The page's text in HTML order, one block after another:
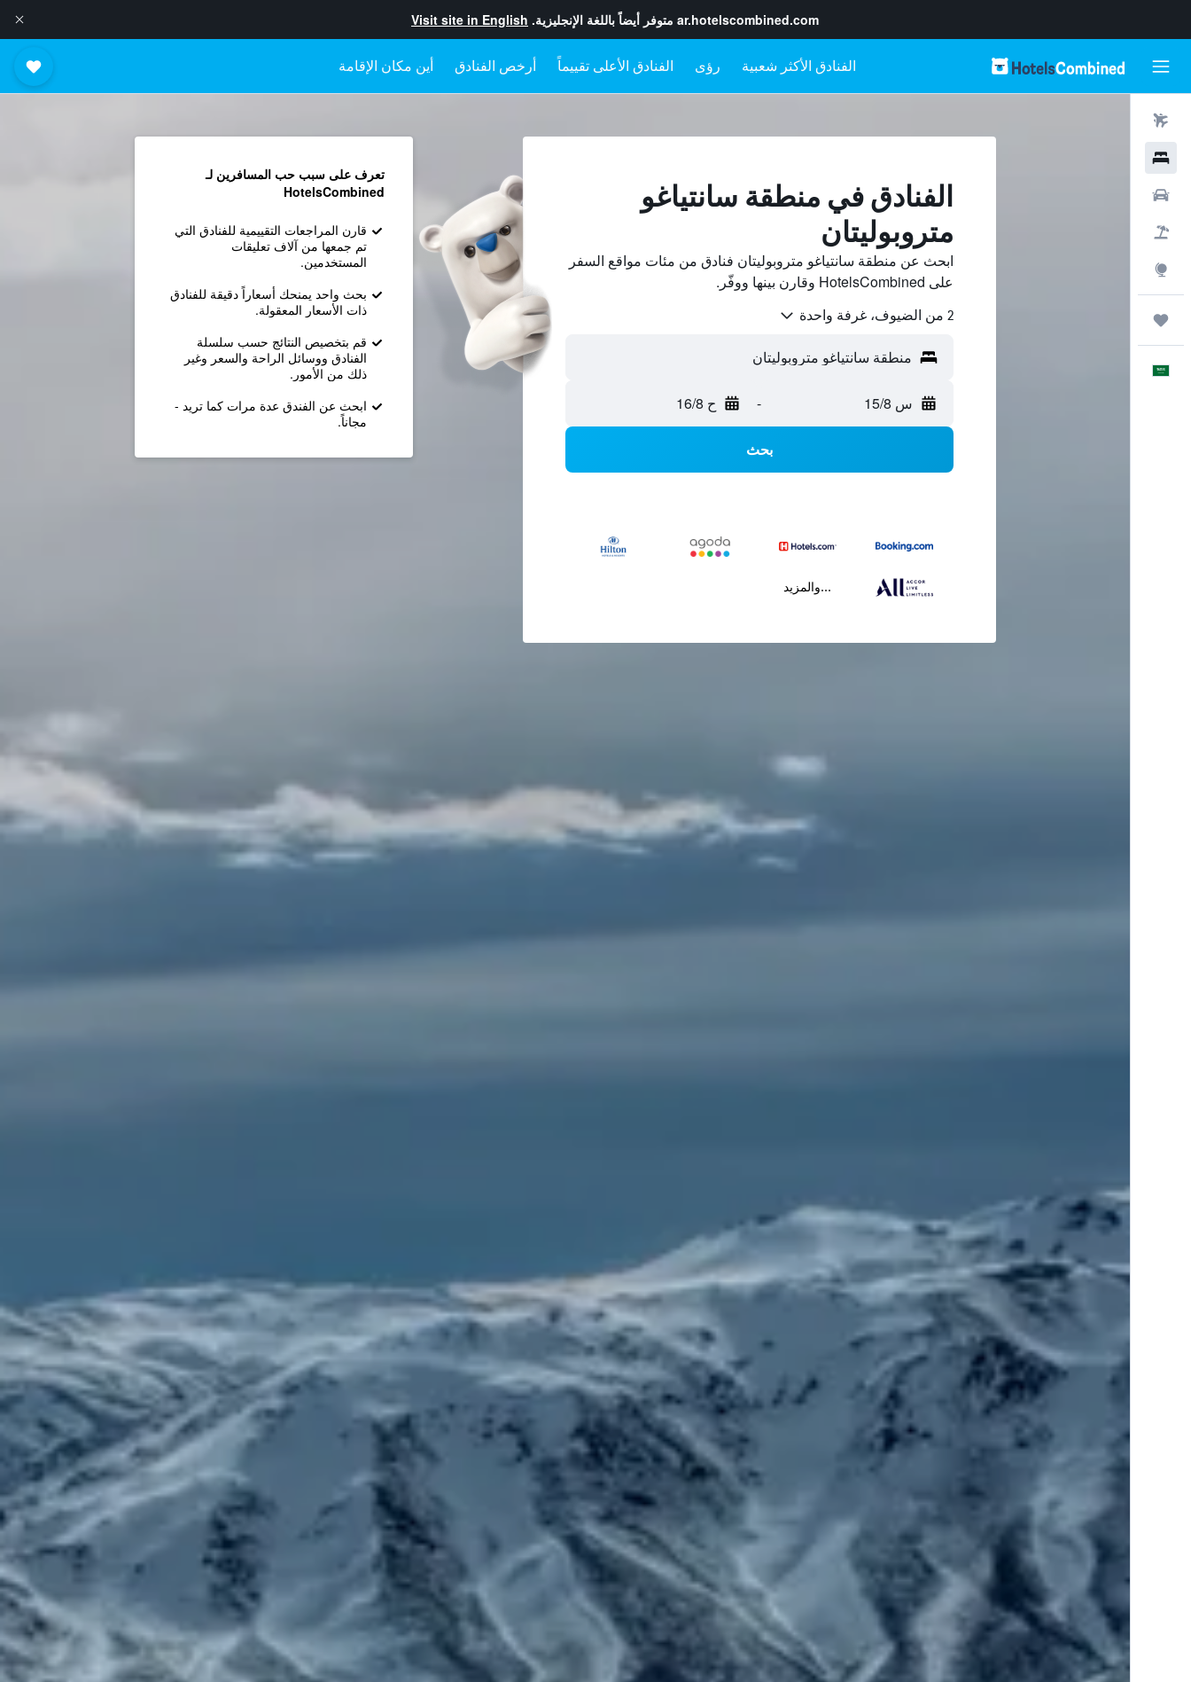
ar.hotelscombined.com متوفر أيضاً باللغة الإنجليزية. Visit site in English
رؤى الفنادق الأعلى تقييماً أرخص الفنادق أين مكان الإقامة
الفنادق في منطقة سانتياغو
متروبوليتان
ابحث عن منطقة سانتياغو متروبوليتان فنادق من مئات مواقع السفر
على HotelsCombined وقارن بينها ووفّر.
2 من الضيوف، غرفة واحدة
س 15/8 - ح 16/8
بحث
...والمزيد
تعرف على سبب حب المسافرين لـ
HotelsCombined
قارن المراجعات التقييمية للفنادق التي
تم جمعها من آلاف تعليقات
المستخدمين.
بحث واحد يمنحك أسعاراً دقيقة للفنادق
ذات الأسعار المعقولة.
قم بتخصيص النتائج حسب سلسلة
الفنادق ووسائل الراحة والسعر وغير
ذلك من الأمور.
ابحث عن الفندق عدة مرات كما تريد -
مجاناً.